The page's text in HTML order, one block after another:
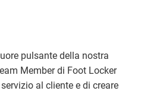
pulsante della nostra
Member di Foot Locker
al cliente e di creare